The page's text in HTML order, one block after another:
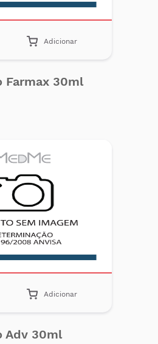
Adicionar
Farmax 30ml
Adicionar
Adv 30ml